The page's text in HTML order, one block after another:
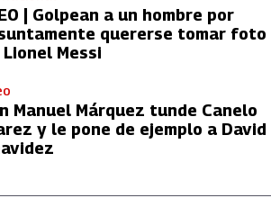
| Golpean a un hombre por
quererse tomar foto
Lionel Messi
Manuel Márquez tunde Canelo
y le pone de ejemplo a David